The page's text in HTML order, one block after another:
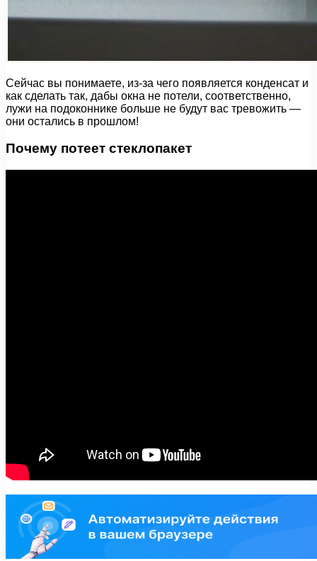
Сейчас вы понимаете, из-за чего появляется конденсат и
как сделать так, дабы окна не потели, соответственно,
лужи на подоконнике больше не будут вас тревожить —
они остались в прошлом!
Почему потеет стеклопакет